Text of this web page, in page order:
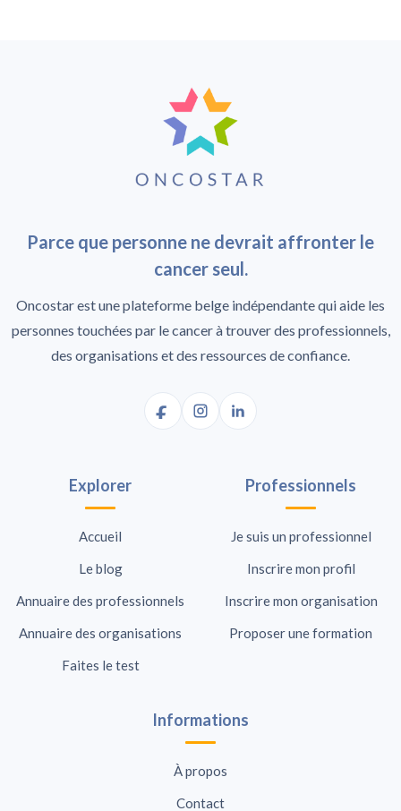
Parce que personne ne devrait affronter le
cancer seul.
Oncostar est une plateforme belge indépendante qui aide les
personnes touchées par le cancer à trouver des professionnels,
des organisations et des ressources de confiance.
Explorer
Accueil
Le blog
Annuaire des professionnels
Annuaire des organisations
Faites le test
Professionnels
Je suis un professionnel
Inscrire mon profil
Inscrire mon organisation
Proposer une formation
Informations
À propos
Contact